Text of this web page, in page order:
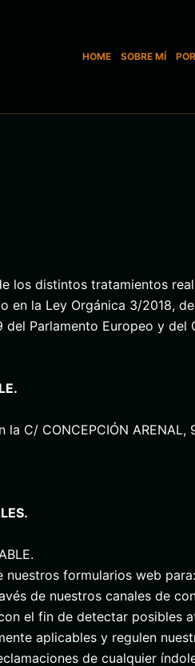
HOME SOBRE MÍ
los distintos tratamientos
la Ley Orgánica 3/2018,
Parlamento Europeo y del
C/ CONCEPCIÓN
formularios web para:
de nuestros canales de
el fin de detectar posibles
aplicables y regulen
de cualquier